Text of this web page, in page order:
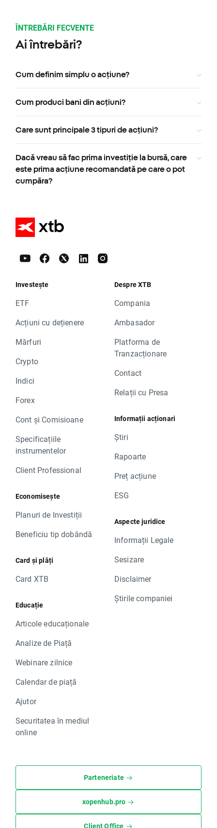
ÎNTREBĂRI FECVENTE
Ai întrebări?
Cum definim simplu o acțiune?
Cum produci bani din acțiuni?
Care sunt principale 3 tipuri de acțiuni?
Dacă vreau să fac prima investiție la bursă, care
este prima acțiune recomandată pe care o pot
cumpăra?
Investește
ETF
Acțiuni cu dețienere
Mărfuri
Crypto
Indici
Forex
Cont și Comisioane
Specificațiile
instrumentelor
Client Professional
Economisește
Planuri de Investiții
Beneficiu tip dobândă
Card și plăți
Card XTB
Educație
Articole educaționale
Analize de Piață
Webinare zilnice
Calendar de piață
Ajutor
Securitatea în mediul
online
Despre XTB
Compania
Ambasador
Platforma de
Tranzacționare
Contact
Relații cu Presa
Informații acționari
Știri
Rapoarte
Preț acțiune
ESG
Aspecte juridice
Informații Legale
Sesizare
Disclaimer
Știrile companiei
Parteneriate
xopenhub.pro
Client Office